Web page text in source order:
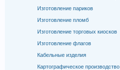
Изготовление париков
Изготовление пломб
Изготовление торговых киосков
Изготовление флагов
Кабельные изделия
Картографическое производство